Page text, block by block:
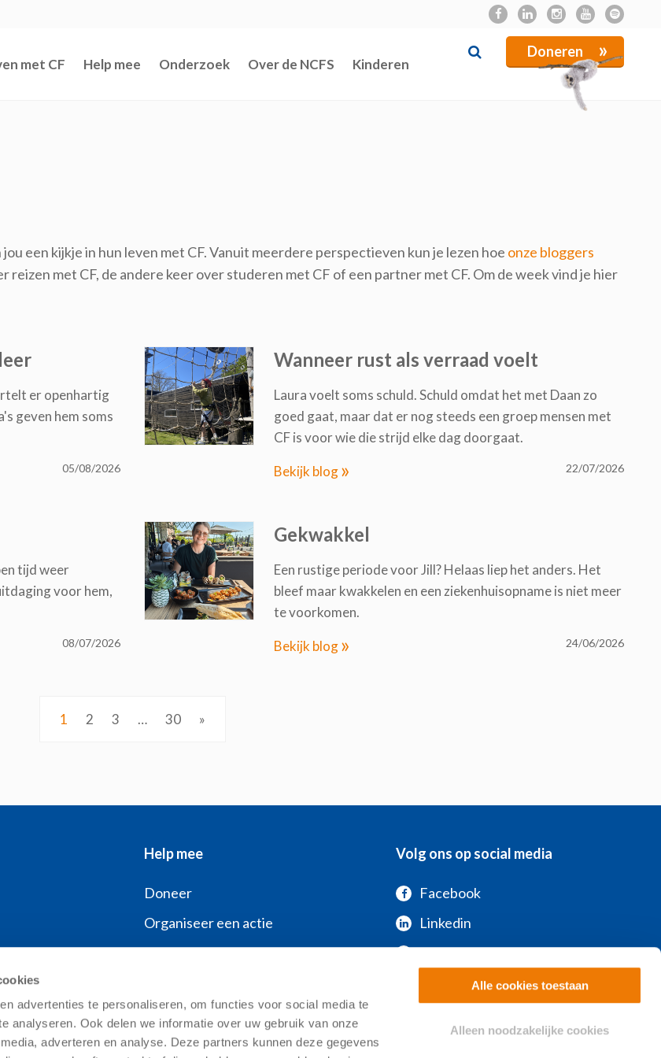
advertenties te personaliseren, om functies voor social media te
analyseren. Ook delen we informatie over uw gebruik van onze
adverteren en analyse. Deze partners kunnen deze gegevens
Alle cookies toestaan
Alleen noodzakelijke cookies
Doneren »
met CF Help mee Onderzoek Over de NCFS Kinderen
een kijkje in hun leven met CF. Vanuit meerdere perspectieven kun je lezen hoe onze bloggers
reizen met CF, de andere keer over studeren met CF of een partner met CF. Om de week vind je hier
er openhartig
geven hem soms
05/08/2026
Wanneer rust als verraad voelt
Laura voelt soms schuld. Schuld omdat het met Daan zo
goed gaat, maar dat er nog steeds een groep mensen met
CF is voor wie die strijd elke dag doorgaat.
Bekijk blog» 22/07/2026
tijd weer
voor hem,
08/07/2026
Gekwakkel
Een rustige periode voor Jill? Helaas liep het anders. Het
bleef maar kwakkelen en een ziekenhuisopname is niet meer
te voorkomen.
Bekijk blog» 24/06/2026
1 2 3 … 30 »
Help mee
Doneer
Organiseer een actie
Word collectant
Volg ons op social media
Facebook
Linkedin
Instagram